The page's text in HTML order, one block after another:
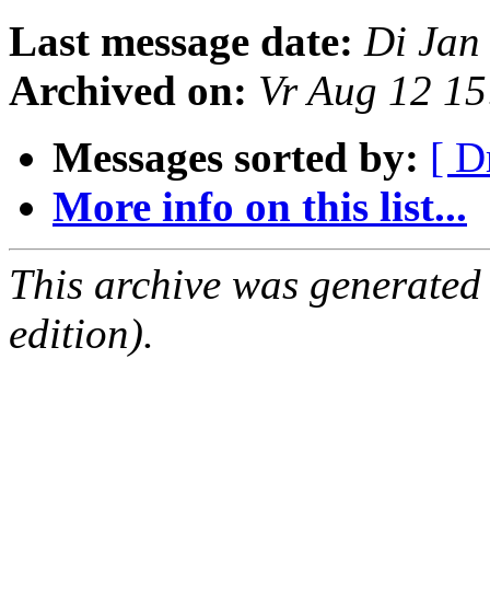
Last message date: Di Jan
Archived on: Vr Aug 12
Messages sorted by: [
More info on this list...
This archive was
edition).